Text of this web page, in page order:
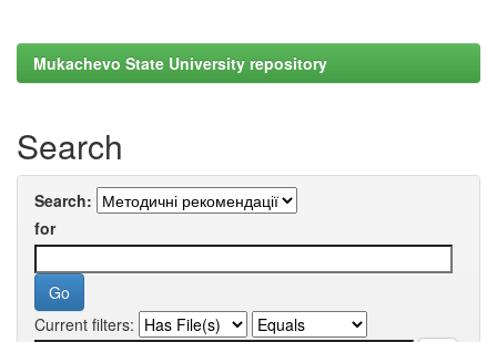
Mukachevo State University repository
Search
Search:
for
Current filters: